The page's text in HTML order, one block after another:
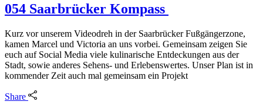
054 Saarbrücker Kompass
Kurz vor unserem Videodreh in der Saarbrücker Fußgängerzone,
kamen Marcel und Victoria an uns vorbei. Gemeinsam zeigen Sie
euch auf Social Media viele kulinarische Entdeckungen aus der
Stadt, sowie anderes Sehens- und Erlebenswertes. Unser Plan ist in
kommender Zeit auch mal gemeinsam ein Projekt
Share